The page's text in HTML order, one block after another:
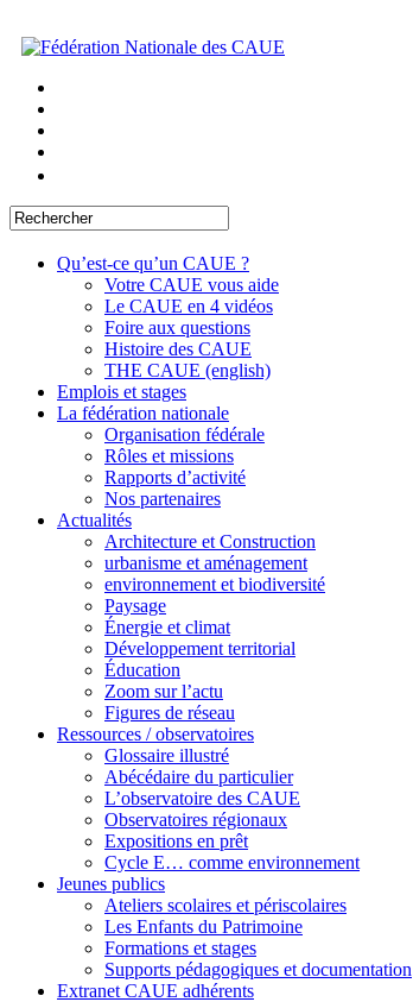
Qu’est-ce qu’un CAUE ?
Votre CAUE vous aide
Le CAUE en 4 vidéos
Foire aux questions
Histoire des CAUE
THE CAUE (english)
Emplois et stages
La fédération nationale
Organisation fédérale
Rôles et missions
Rapports d’activité
Nos partenaires
Actualités
Architecture et Construction
urbanisme et aménagement
environnement et biodiversité
Paysage
Énergie et climat
Développement territorial
Éducation
Zoom sur l’actu
Figures de réseau
Ressources / observatoires
Glossaire illustré
Abécédaire du particulier
L’observatoire des CAUE
Observatoires régionaux
Expositions en prêt
Cycle E… comme environnement
Jeunes publics
Ateliers scolaires et périscolaires
Les Enfants du Patrimoine
Formations et stages
Supports pédagogiques et documentation
Extranet CAUE adhérents